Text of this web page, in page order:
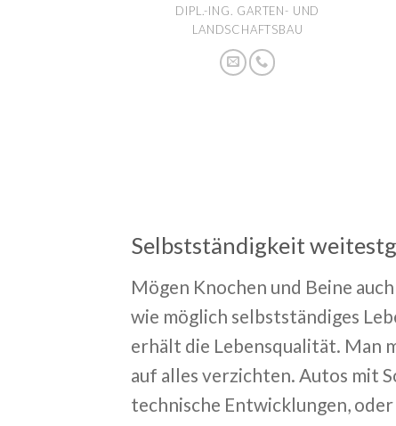
DIPL.-ING. GARTEN- UND
LANDSCHAFTSBAU
Selbstständigkeit
Mögen Knochen und Beine
wie möglich selbstständiges
erhält die Lebensqualität. Man
auf alles verzichten. Autos mit
technische Entwicklungen,